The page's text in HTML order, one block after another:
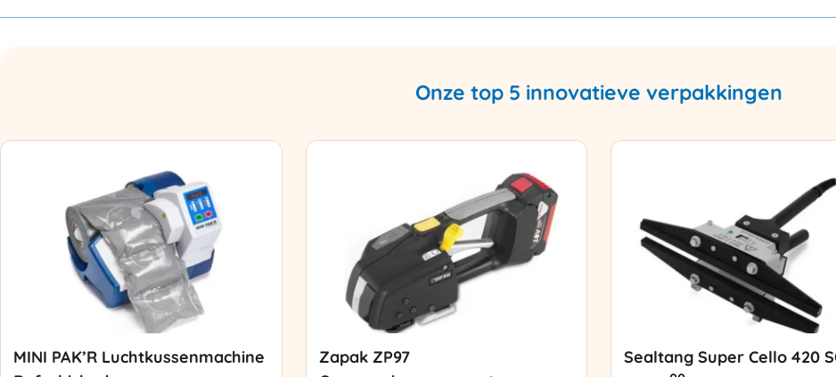
Onze top 5 innovatieve verpakkingen
MINI PAK’R Luchtkussenmachine
Zapak ZP97
Sealtang Super Cello 420